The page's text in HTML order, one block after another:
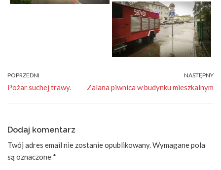
POPRZEDNI
Pożar suchej trawy.
NASTĘPNY
Zalana piwnica w budynku mieszkalnym
Dodaj komentarz
Twój adres email nie zostanie opublikowany.Wymagane pola
są oznaczone *